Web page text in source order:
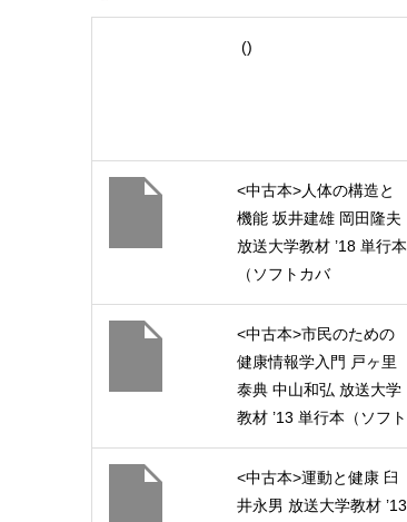
()
<中古本>人体の構造と
機能 坂井建雄 岡田隆夫
放送大学教材 ’18 単行本
（ソフトカバ
ー） (1710109-1-1811)
<中古本>市民のための
健康情報学入門 戸ヶ里
泰典 中山和弘 放送大学
教材 ’13 単行本（ソフト
カバー (1234102-1-
1311)
<中古本>運動と健康 臼
井永男 放送大学教材 ’13